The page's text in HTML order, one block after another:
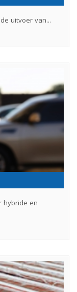
uitvoer van...
hybride en